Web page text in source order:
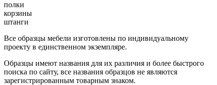
полки
корзины
штанги
Все образцы мебели изготовлены по индивидуальному
проекту в единственном экземпляре.
Образцы имеют названия для их различия и более быстрого
поиска по сайту, все названия образцов не являются
зарегистрированным товарным знаком.